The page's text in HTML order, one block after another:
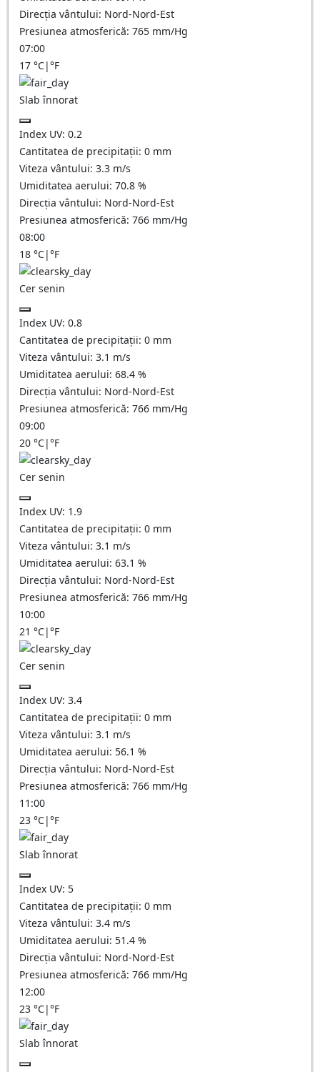
Direcția vântului: Nord-Nord-Est
Presiunea atmosferică: 765 mm/Hg
07:00
17 °C|°F
Slab înnorat
Index UV: 0.2
Cantitatea de precipitații: 0 mm
Viteza vântului: 3.3 m/s
Umiditatea aerului: 70.8 %
Direcția vântului: Nord-Nord-Est
Presiunea atmosferică: 766 mm/Hg
08:00
18 °C|°F
Cer senin
Index UV: 0.8
Cantitatea de precipitații: 0 mm
Viteza vântului: 3.1 m/s
Umiditatea aerului: 68.4 %
Direcția vântului: Nord-Nord-Est
Presiunea atmosferică: 766 mm/Hg
09:00
20 °C|°F
Cer senin
Index UV: 1.9
Cantitatea de precipitații: 0 mm
Viteza vântului: 3.1 m/s
Umiditatea aerului: 63.1 %
Direcția vântului: Nord-Nord-Est
Presiunea atmosferică: 766 mm/Hg
10:00
21 °C|°F
Cer senin
Index UV: 3.4
Cantitatea de precipitații: 0 mm
Viteza vântului: 3.1 m/s
Umiditatea aerului: 56.1 %
Direcția vântului: Nord-Nord-Est
Presiunea atmosferică: 766 mm/Hg
11:00
23 °C|°F
Slab înnorat
Index UV: 5
Cantitatea de precipitații: 0 mm
Viteza vântului: 3.4 m/s
Umiditatea aerului: 51.4 %
Direcția vântului: Nord-Nord-Est
Presiunea atmosferică: 766 mm/Hg
12:00
23 °C|°F
Slab înnorat